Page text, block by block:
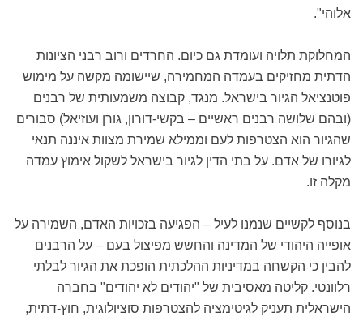
אלוהי".
המחלוקת תלויה ועומדת גם כיום. החרדים ורוב רבני הציונות
הדתית מחזיקים בעמדה המחמירה, שיישומה מקשה על מימוש
פוטנציאל הגיור בישראל. מנגד, קבוצה משמעותית של רבנים
(ובהם שלושה רבנים ראשיים – בקשי-דורון, גורן ועוזיאל) סבורים
שהגיור הוא הצטרפות לעם וממילא שמירת מצוות איננה תנאי
לגיורו של אדם. על בתי הדין לגיור בישראל לשקול אימוץ עמדה
מקלה זו.
בנוסף לקשיים שנמנו לעיל – הפגיעה בזכויות האדם, השמירה על
אופייה היהודי של המדינה והחשש מפיצול בעם – על הרבנים
להבין כי הקשחה במדיניות ההלכתית הופכת את הגיור לבלתי
רלוונטי. קליטה מאסיבית של "יהודים לא יהודים" בחברה
הישראלית תעניק לגיטימציה להצטרפות סוציולוגית, חוץ-דתית,